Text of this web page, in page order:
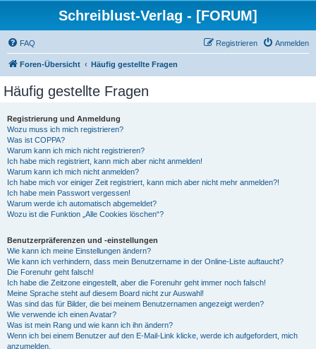
Schreiblust-Verlag - [FORUM]
FAQ Anmelden
Registrieren
Foren-Übersicht Häufig gestellte Fragen
Häufig gestellte Fragen
Registrierung und Anmeldung
Wozu muss ich mich registrieren?
Was ist COPPA?
Warum kann ich mich nicht registrieren?
Ich habe mich registriert, kann mich aber nicht anmelden!
Warum kann ich mich nicht anmelden?
Ich habe mich vor einiger Zeit registriert, kann mich aber nicht mehr anmelden?!
Ich habe mein Passwort vergessen!
Warum werde ich automatisch abgemeldet?
Wozu ist die Funktion „Alle Cookies löschen“?
Benutzerpräferenzen und -einstellungen
Wie kann ich meine Einstellungen ändern?
Wie kann ich verhindern, dass mein Benutzername in der Online-Liste auftaucht?
Die Forenuhr geht falsch!
Ich habe die Zeitzone eingestellt, aber die Forenuhr geht immer noch falsch!
Meine Sprache steht auf diesem Board nicht zur Auswahl!
Was sind das für Bilder, die bei meinem Benutzernamen angezeigt werden?
Wie verwende ich einen Avatar?
Was ist mein Rang und wie kann ich ihn ändern?
Wenn ich bei einem Benutzer auf den E-Mail-Link klicke, werde ich aufgefordert, mich
anzumelden.